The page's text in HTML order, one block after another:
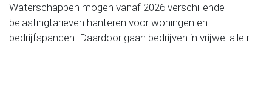
Waterschappen mogen vanaf 2026 verschillende
belastingtarieven hanteren voor woningen en
bedrijfspanden. Daardoor gaan bedrijven in vrijwel alle r...